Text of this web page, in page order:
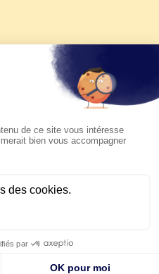
d'été 2026 de KTO
du pape Léon
à suivre sur KTO le
Uruguay, Argentine et
au 17 novembre 2026